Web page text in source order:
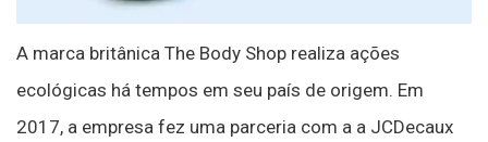
A marca britânica The Body Shop realiza ações
ecológicas há tempos em seu país de origem. Em
2017, a empresa fez uma parceria com a a JCDecaux